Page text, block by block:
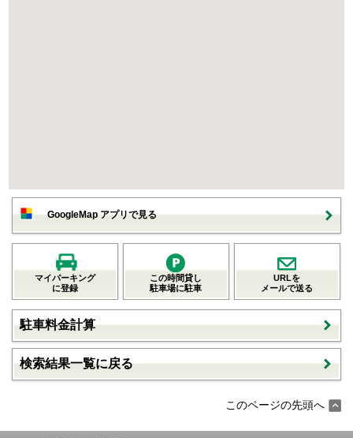
GoogleMap アプリで見る
マイパーキング
に登録
この時間貸し
駐車場に駐車
URLを
メールで送る
駐車料金計算
検索結果一覧に戻る
このページの先頭へ